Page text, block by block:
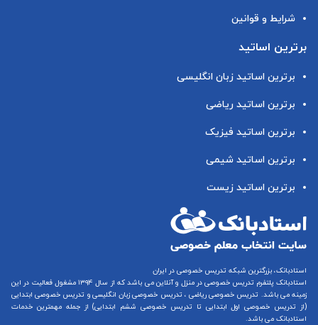
شرایط و قوانین
برترین اساتید
برترین اساتید زبان انگلیسی
برترین اساتید ریاضی
برترین اساتید فیزیک
برترین اساتید شیمی
برترین اساتید زیست
استادبانک، بزرگترین شبکه تدریس خصوصی در ایران
استادبانک پلتفرم تدریس خصوصی در منزل و آنلاین
می باشد که از سال ۱۳۹۴ مشغول فعالیت در این
زمینه می باشد. تدریس خصوصی ریاضی ، تدریس خصوصی زبان انگلیسیو تدریس خصوصی ابتدایی
(از تدریس خصوصی اول ابتدایی تا تدریس خصوصی ششم ابتدایی) از جمله مهمترین خدمات
استادبانک می باشد.